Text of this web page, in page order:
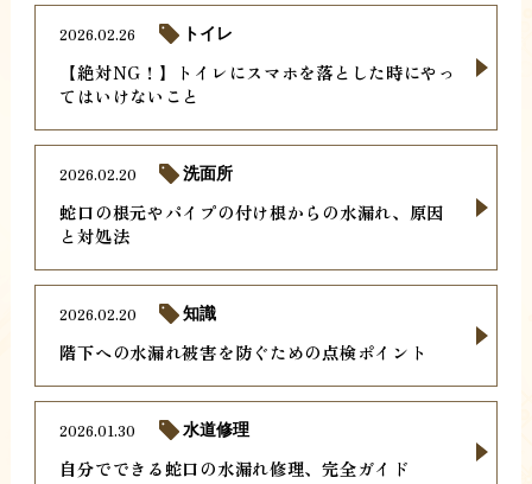
【絶対NG！】トイレにスマホを落とした時にやっ
てはいけないこと
2026.02.26 トイレ
蛇口の根元やパイプの付け根からの水漏れ、原因
と対処法
2026.02.20 洗面所
階下への水漏れ被害を防ぐための点検ポイント
2026.02.20 知識
自分でできる蛇口の水漏れ修理、完全ガイド
2026.01.30 水道修理